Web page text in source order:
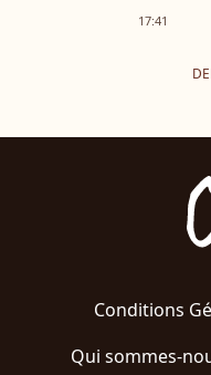
17:41
Conditions
Qui sommes-